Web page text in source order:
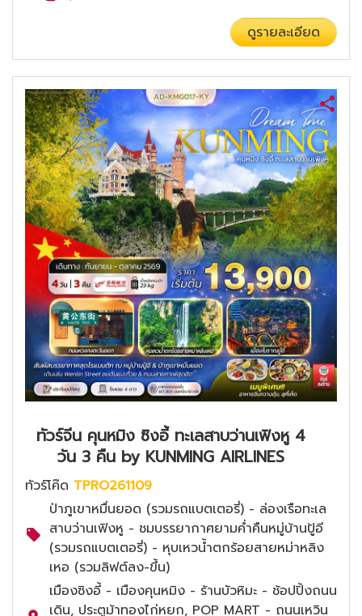
ดูรายละเอียด
ทัวร์จีน คุนหมิง ซิงอี้ ทะเลสาบว่านเฟิงหู 4
วัน 3 คืน by KUNMING AIRLINES
ทัวร์โค๊ด TPRO261109
ป่าภูเขาหมื่นยอด (รวมรถแบตเตอรี่) - ล่องเรือทะเล
สาบว่านเฟิงหู - ชมบรรยากาศยามค่ำคืนหมู่บ้านปู้อี
(รวมรถแบตเตอรี่) - หุบเหวน้ำตกร้อยสายหม่าหลิง
เหอ (รวมลิฟต์ลง-ขึ้น)
เมืองซิงอี้ - เมืองคุนหมิง - ร้านบัวหิมะ - ช้อปปิ้งถนน
เดิน, ประตูม้าทองไก่หยก, POP MART - ถนนเหวิน